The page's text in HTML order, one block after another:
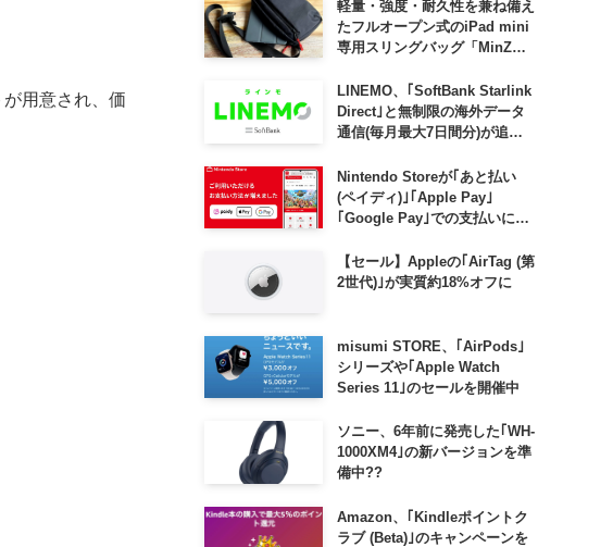
用意され、価
軽量・強度・耐久性を兼ね備え
たフルオープン式のiPad mini
専用スリングバッグ「MinZ
発売
LINEMO、｢SoftBank Starlink
Direct｣と無制限の海外データ
通信(毎月最大7日間分)が追加
Nintendo Storeが｢あと払い
(ペイディ)｣｢Apple Pay｣
｢Google Pay｣での支払いに対
【セール】Appleの｢AirTag (第
2世代)｣が実質約18%オフに
misumi STORE、｢AirPods｣
シリーズや｢Apple Watch
Series 11｣のセールを開催中
ソニー、6年前に発売した｢WH-
1000XM4｣の新バージョンを準
備中??
Amazon、｢Kindleポイントク
ラブ (Beta)｣のキャンペーンを